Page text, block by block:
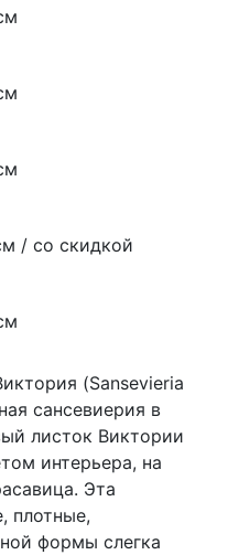
/ со скидкой
(Sansevieria
сансевиерия в
листок Виктории
интерьера, на
Эта
плотные,
формы слегка